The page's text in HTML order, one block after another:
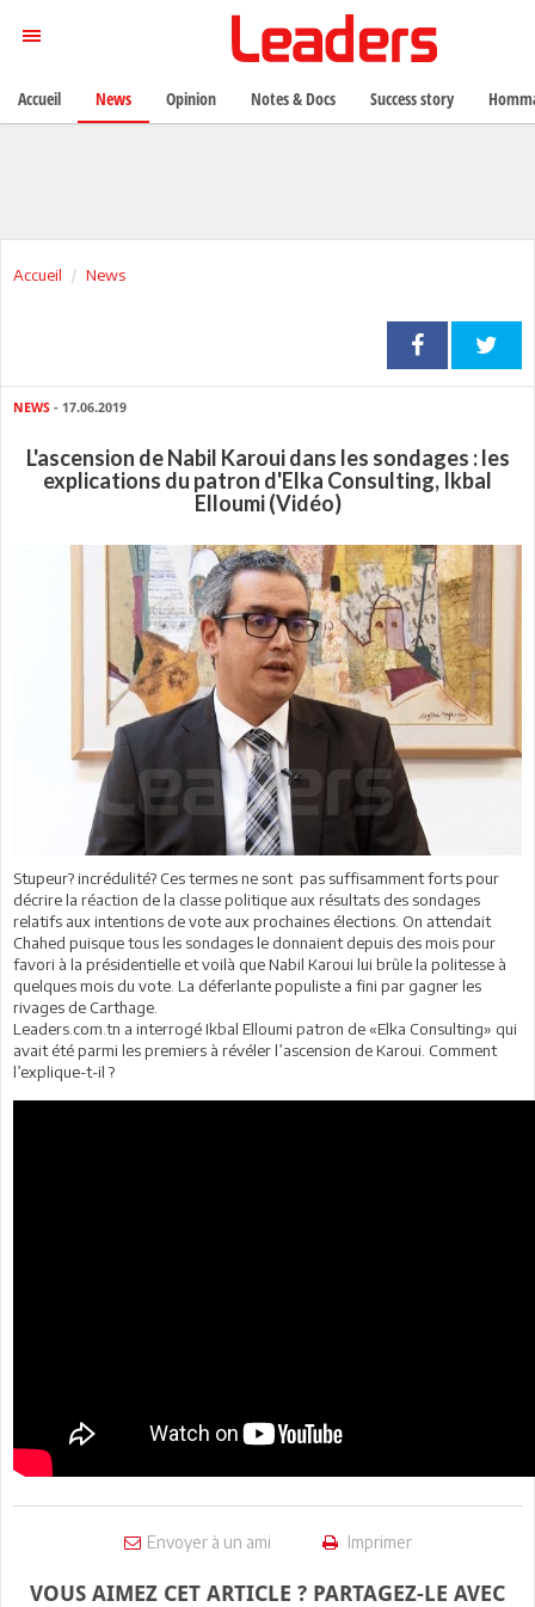
Accueil News
NEWS - 17.06.2019
L'ascension de Nabil Karoui dans les sondages : les
explications du patron d'Elka Consulting, Ikbal
Elloumi (Vidéo)
Stupeur? incrédulité? Ces termes ne sont pas suffisamment forts pour
décrire la réaction de la classe politique aux résultats des sondages
relatifs aux intentions de vote aux prochaines élections. On attendait
Chahed puisque tous les sondages le donnaient depuis des mois pour
favori à la présidentielle et voilà que Nabil Karoui lui brûle la politesse à
quelques mois du vote. La déferlante populiste a fini par gagner les
rivages de Carthage.
Leaders.com.tn a interrogé Ikbal Elloumi patron de «Elka Consulting» qui
avait été parmi les premiers à révéler l’ascension de Karoui. Comment
l’explique-t-il ?
Envoyer à un ami Imprimer
VOUS AIMEZ CET ARTICLE ? PARTAGEZ-LE AVEC
Accueil News Opinion Notes & Docs Success story